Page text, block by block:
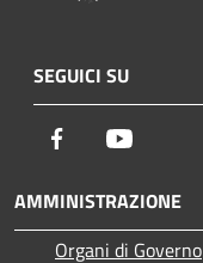
SEGUICI SU
Facebook
AMMINISTRAZIONE
Organi di Governo